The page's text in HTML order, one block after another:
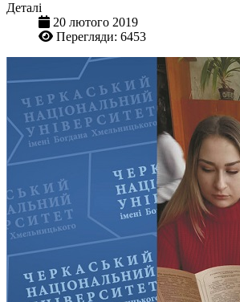
Деталі
20 лютого 2019
Перегляди: 6453